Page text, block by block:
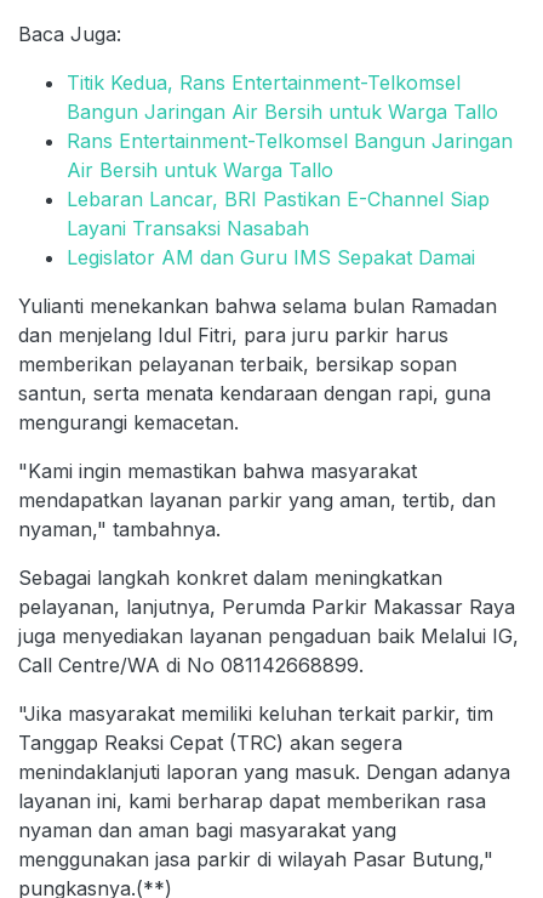
Baca Juga:
Titik Kedua, Rans Entertainment-Telkomsel
Bangun Jaringan Air Bersih untuk Warga Tallo
Rans Entertainment-Telkomsel Bangun Jaringan
Air Bersih untuk Warga Tallo
Lebaran Lancar, BRI Pastikan E-Channel Siap
Layani Transaksi Nasabah
Legislator AM dan Guru IMS Sepakat Damai
Yulianti menekankan bahwa selama bulan Ramadan
dan menjelang Idul Fitri, para juru parkir harus
memberikan pelayanan terbaik, bersikap sopan
santun, serta menata kendaraan dengan rapi, guna
mengurangi kemacetan.
"Kami ingin memastikan bahwa masyarakat
mendapatkan layanan parkir yang aman, tertib, dan
nyaman," tambahnya.
Sebagai langkah konkret dalam meningkatkan
pelayanan, lanjutnya, Perumda Parkir Makassar Raya
juga menyediakan layanan pengaduan baik Melalui IG,
Call Centre/WA di No 081142668899.
"Jika masyarakat memiliki keluhan terkait parkir, tim
Tanggap Reaksi Cepat (TRC) akan segera
menindaklanjuti laporan yang masuk. Dengan adanya
layanan ini, kami berharap dapat memberikan rasa
nyaman dan aman bagi masyarakat yang
menggunakan jasa parkir di wilayah Pasar Butung,"
pungkasnya.(**)